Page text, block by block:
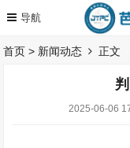
首页 > 新闻动态 正文
2025-06-06